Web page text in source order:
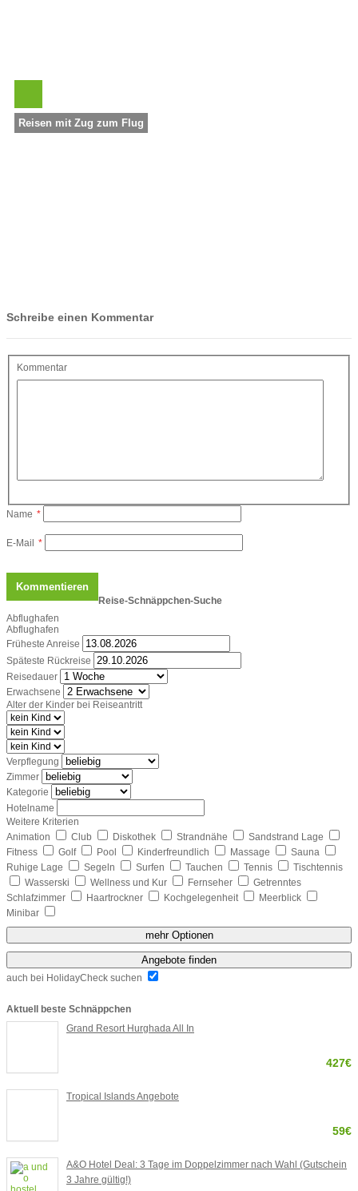
Reisen mit Zug zum Flug
Schreibe einen Kommentar
Kommentar
Name *
E-Mail *
Reise-Schnäppchen-Suche
Abflughafen
Abflughafen
Früheste Anreise
Späteste Rückreise
Reisedauer
Erwachsene
Alter der Kinder bei Reiseantritt
Verpflegung
Zimmer
Kategorie
Hotelname
Weitere Kriterien
Animation
Club Diskothek Strandnähe
Sandstrand Lage
Fitness
Golf Pool Kinderfreundlich Massage
Sauna
Ruhige Lage
Segeln Surfen Tauchen Tennis
Tischtennis
Wasserski
Wellness und Kur Fernseher
Getrenntes
Schlafzimmer
Haartrockner Kochgelegenheit
Meerblick
Minibar
mehr Optionen
Angebote finden
auch bei HolidayCheck suchen
Aktuell beste Schnäppchen
Grand Resort Hurghada All In
427€
Tropical Islands Angebote
59€
A&O Hotel Deal: 3 Tage im Doppelzimmer nach Wahl (Gutschein
3 Jahre gültig!)